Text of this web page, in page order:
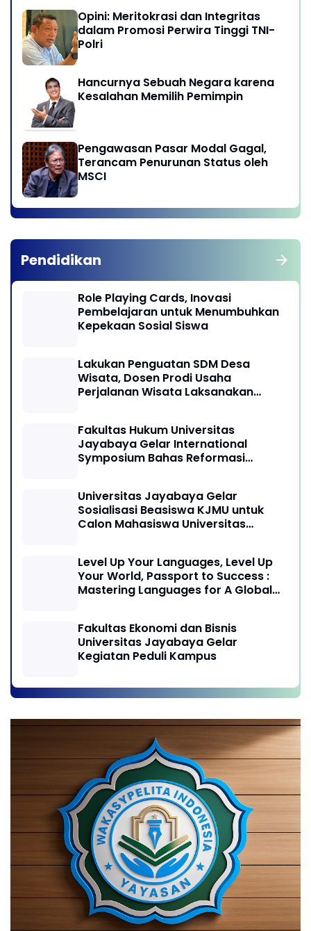
Opini: Meritokrasi dan Integritas
dalam Promosi Perwira Tinggi TNI-
Polri
Hancurnya Sebuah Negara karena
Kesalahan Memilih Pemimpin
Pengawasan Pasar Modal Gagal,
Terancam Penurunan Status oleh
MSCI
Pendidikan
Role Playing Cards, Inovasi
Pembelajaran untuk Menumbuhkan
Kepekaan Sosial Siswa
Lakukan Penguatan SDM Desa
Wisata, Dosen Prodi Usaha
Perjalanan Wisata Laksanakan
Sukamandi Masagi - Kabupaten
Subang, Jawa Barat
Fakultas Hukum Universitas
Jayabaya Gelar International
Symposium Bahas Reformasi
Universitas Jayabaya Gelar
Sosialisasi Beasiswa KJMU untuk
Calon Mahasiswa Universitas
Level Up Your Languages, Level Up
Your World, Passport to Success :
Mastering Languages for A Global
Fakultas Ekonomi dan Bisnis
Universitas Jayabaya Gelar
Kegiatan Peduli Kampus